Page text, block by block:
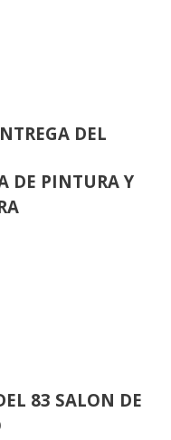
DEL
DE PINTURA Y
83 SALON DE